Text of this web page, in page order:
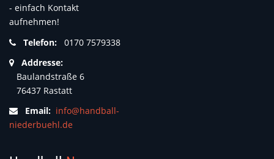
- einfach Kontakt
aufnehmen!
Telefon:
0170 7579338
Addresse:
Baulandstraße 6
76437 Rastatt
Email: info@handball-
niederbuehl.de